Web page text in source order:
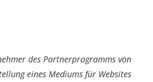
des Partnerprogramms von
eines Mediums für Websites